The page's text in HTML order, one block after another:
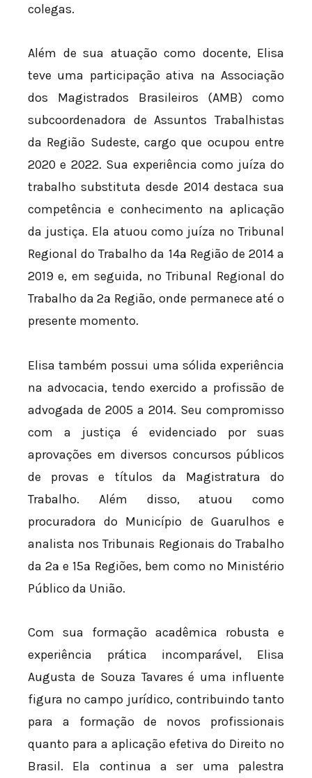
colegas.
Além de sua atuação como docente, Elisa
teve uma participação ativa na Associação
dos Magistrados Brasileiros (AMB) como
subcoordenadora de Assuntos Trabalhistas
da Região Sudeste, cargo que ocupou entre
2020 e 2022. Sua experiência como juíza do
trabalho substituta desde 2014 destaca sua
competência e conhecimento na aplicação
da justiça. Ela atuou como juíza no Tribunal
Regional do Trabalho da 14ª Região de 2014 a
2019 e, em seguida, no Tribunal Regional do
Trabalho da 2ª Região, onde permanece até o
presente momento.
Elisa também possui uma sólida experiência
na advocacia, tendo exercido a profissão de
advogada de 2005 a 2014. Seu compromisso
com a justiça é evidenciado por suas
aprovações em diversos concursos públicos
de provas e títulos da Magistratura do
Trabalho. Além disso, atuou como
procuradora do Município de Guarulhos e
analista nos Tribunais Regionais do Trabalho
da 2ª e 15ª Regiões, bem como no Ministério
Público da União.
Com sua formação acadêmica robusta e
experiência prática incomparável, Elisa
Augusta de Souza Tavares é uma influente
figura no campo jurídico, contribuindo tanto
para a formação de novos profissionais
quanto para a aplicação efetiva do Direito no
Brasil. Ela continua a ser uma palestra